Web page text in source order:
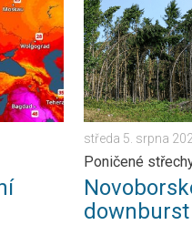
středa 5. srpna
Poničené
downburst